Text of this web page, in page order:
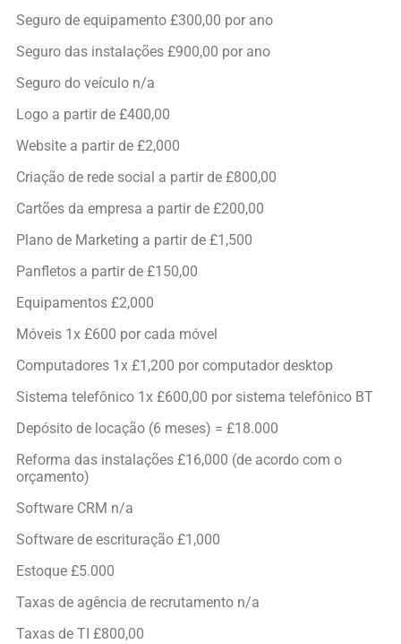
Seguro de equipamento £300,00 por ano
Seguro das instalações £900,00 por ano
Seguro do veículo n/a
Logo a partir de £400,00
Website a partir de £2,000
Criação de rede social a partir de £800,00
Cartões da empresa a partir de £200,00
Plano de Marketing a partir de £1,500
Panfletos a partir de £150,00
Equipamentos £2,000
Móveis 1x £600 por cada móvel
Computadores 1x £1,200 por computador desktop
Sistema telefônico 1x £600,00 por sistema telefônico BT
Depósito de locação (6 meses) = £18.000
Reforma das instalações £16,000 (de acordo com o
orçamento)
Software CRM n/a
Software de escrituração £1,000
Estoque £5.000
Taxas de agência de recrutamento n/a
Taxas de TI £800,00